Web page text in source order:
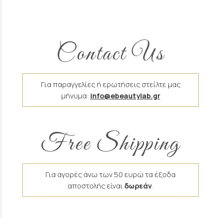
Contact Us
Για παραγγελίες ή ερωτήσεις στείλτε μας
μήνυμα: info@ebeautylab.gr
Free Shipping
Για αγορές άνω των 50 ευρώ τα έξοδα
αποστολής είναι δωρεάν